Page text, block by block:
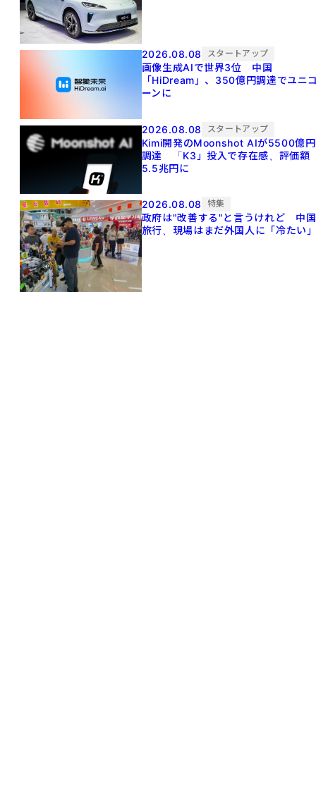
2026.08.08 スタートアップ
画像生成AIで世界3位 中国
「HiDream」、350億円調達でユニ
ーンに
2026.08.08 スタートアップ
Kimi開発のMoonshot AIが5500億円
調達 「K3」投入で存在感、評価額
5.5兆円に
2026.08.08 特集
政府は"改善する"と言うけれど 中国
旅行、現場はまだ外国人に「冷たい